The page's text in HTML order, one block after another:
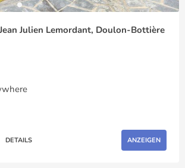
Julien Lemordant, Doulon-Bottière
DETAILS ANZEIGEN